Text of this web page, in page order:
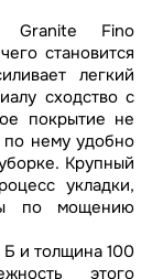
Granite Fino
становится
легкий
сходство с
покрытие не
по нему удобно
Крупный
укладки,
по мощению
Б и толщина 100
этого